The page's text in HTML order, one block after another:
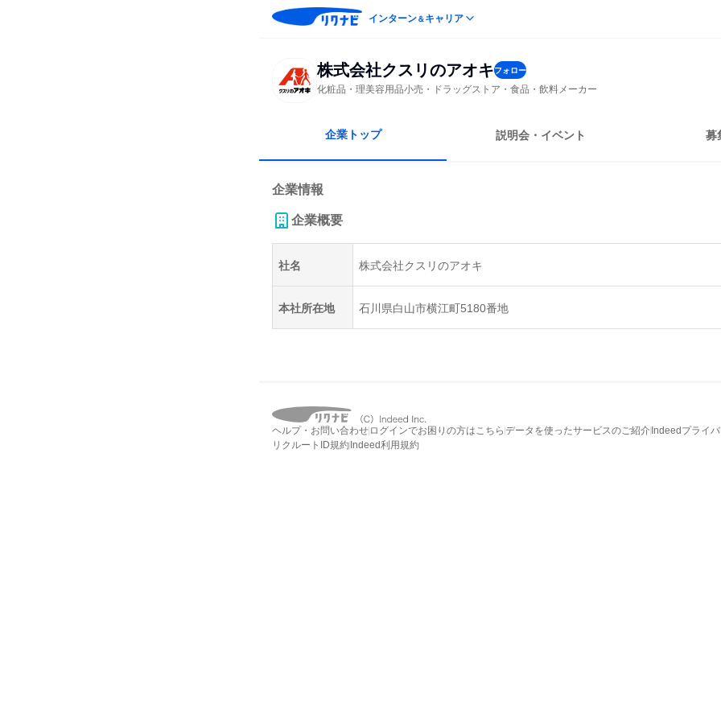
インターン＆キャリア
株式会社クスリのアオキフォロー
化粧品・理美容用品小売・ドラッグストア・食品・飲料メーカー
企業トップ 説明会・イベント 募
企業情報
企業概要
社名 株式会社クスリのアオキ
本社所在地 石川県白山市横江町5180番地
ヘルプ・お問い合わせ ログインでお困りの方はこちら データを使ったサービスのご紹介 Indeedプライ
リクルートID規約 Indeed利用規約